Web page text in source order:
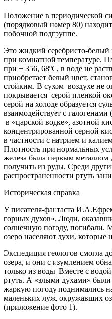
Положение в периодической
(порядковый номер 80)
побочной подгруппе.
Это жидкий серебристо-белый
при комнатной температуре.
при + 356, 68ºС, в воде не
приобретает белый цвет,
стойким. В сухом воздухе не
покрывается серой пленкой
серой на холоде образуется
взаимодействует с
в «царской водке», азотной
концентрированной серной
в частности с натрием и
Плотность при нормальных
железа была первым металлом
получить из руды. Среди
распространенности ртуть
Историческая справка
У писателя-фантаста
горных духов». Люди,
солнечную погоду, погибали.
озеро населяют духи, которые
Экспедиция геологов смогла
озера, и они с изумлением
только из воды. Вместе с
ртуть. А «злыми духами»
жаркую погоду поднимались
маленьких луж, окружавших
(приложение фото 1).